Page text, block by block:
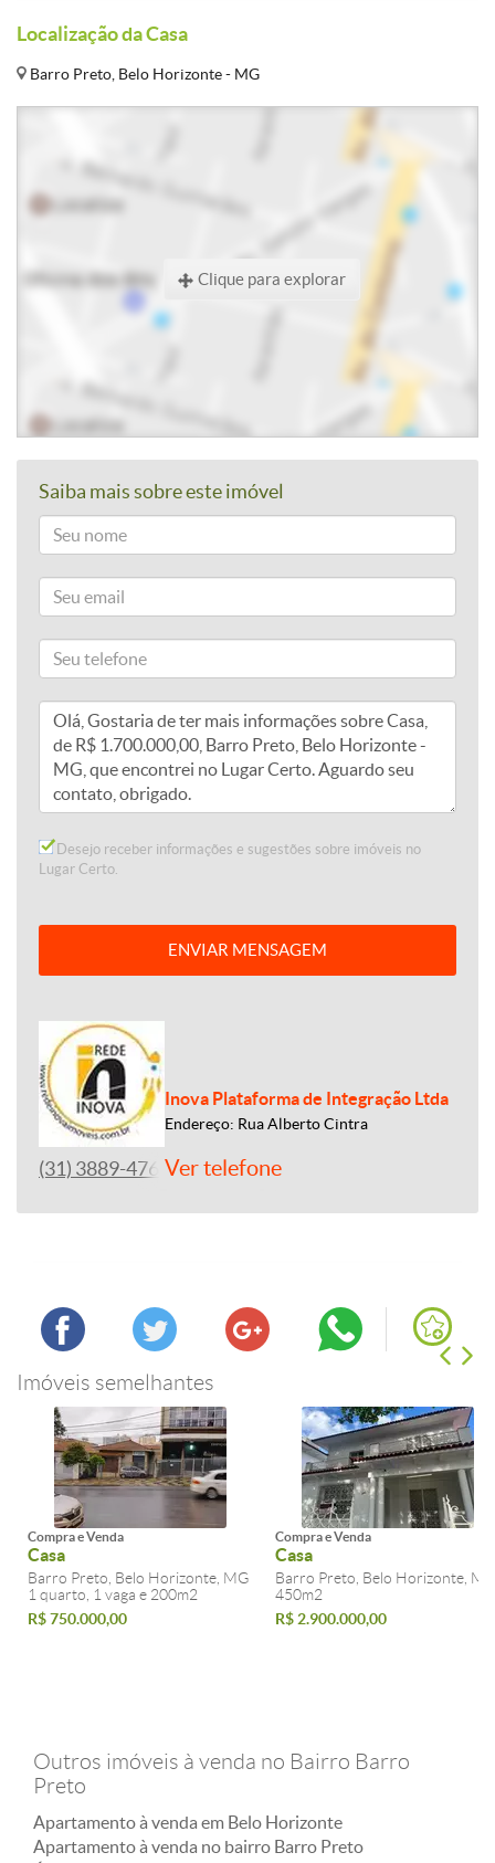
Localização da Casa
Barro Preto, Belo Horizonte - MG
Clique para explorar
Saiba mais sobre este imóvel
Desejo receber informações e sugestões sobre imóveis no
Lugar Certo.
ENVIAR MENSAGEM
Inova Plataforma de Integração Ltda
Endereço: Rua Alberto Cintra
(31) 3889-4765Ver telefone
Imóveis semelhantes
Compra e Venda
Casa
Barro Preto, Belo Horizonte, MG
1 quarto, 1 vaga e 200m2
R$ 750.000,00
Compra e Venda
Casa
Barro Preto, Belo Horizonte, MG
450m2
R$ 2.900.000,00
Outros imóveis à venda no Bairro Barro
Preto
Apartamento à venda em Belo Horizonte
Apartamento à venda no bairro Barro Preto